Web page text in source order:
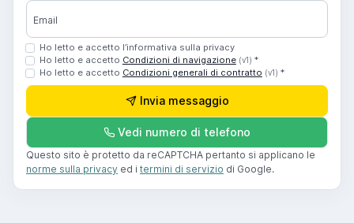
Email
Ho letto e accetto l’informativa sulla privacy
Ho letto e accetto Condizioni di navigazione (v1) *
Ho letto e accetto Condizioni generali di contratto (v1) *
Invia messaggio
Vedi numero di telefono
Questo sito è protetto da reCAPTCHA pertanto si applicano le
norme sulla privacy ed i termini di servizio di Google.